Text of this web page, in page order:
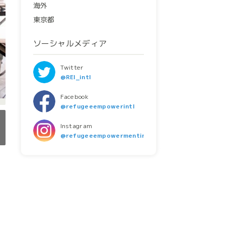
海外
東京都
ソーシャルメディア
Twitter
@REI_intl
Facebook
@refugeeempowerintl
Instagram
@refugeeempowermentintl